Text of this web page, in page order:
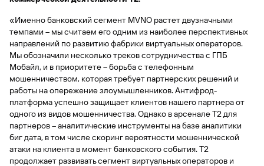
онлайн
Оператор
электронных
денежных
средств
Быстрый
поиск
по
сайту
металлов
Быстрый
поиск
по
сайту
Вклады
«Именно банковский сегмент MVNO растет двузначными
темпами – мы считаем его одним из наиболее перспективных
направлений по развитию фабрики виртуальных операторов.
Мы обозначили несколько треков сотрудничества с ГПБ
Мобайл, и в приоритете – борьба с телефонным
мошенничеством, которая требует партнерских решений и
работы на опережение злоумышленников. Антифрод-
платформа успешно защищает клиентов нашего партнера от
одного из видов мошенничества. Однако в арсенале Т2 для
партнеров – аналитические инструменты на базе аналитики
биг дата, в том числе скоринг вероятности мошеннической
атаки на клиента в момент банковского события. Т2
продолжает развивать сегмент виртуальных операторов и